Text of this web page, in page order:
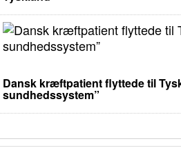
Dansk kræftpatient flyttede til
sundhedssystem”